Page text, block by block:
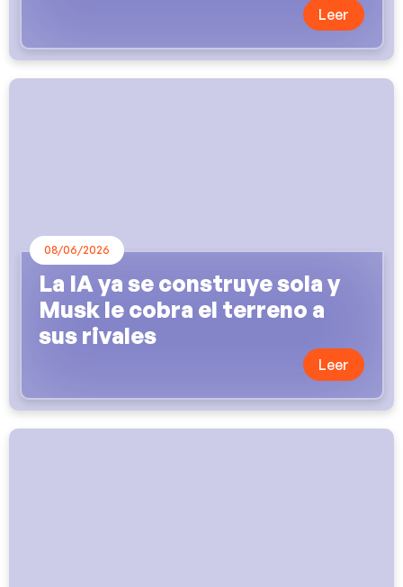
Leer
08/06/2026
La IA ya se construye sola y
Musk le cobra el terreno a
sus rivales
Leer